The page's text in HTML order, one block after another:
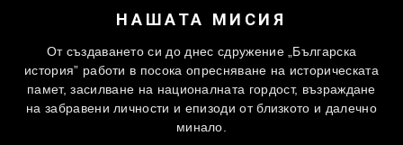
НАШАТА МИСИЯ
От създаването си до днес сдружение „Българска
история” работи в посока опресняване на историческата
памет, засилване на националната гордост, възраждане
на забравени личности и епизоди от близкото и далечно
минало.